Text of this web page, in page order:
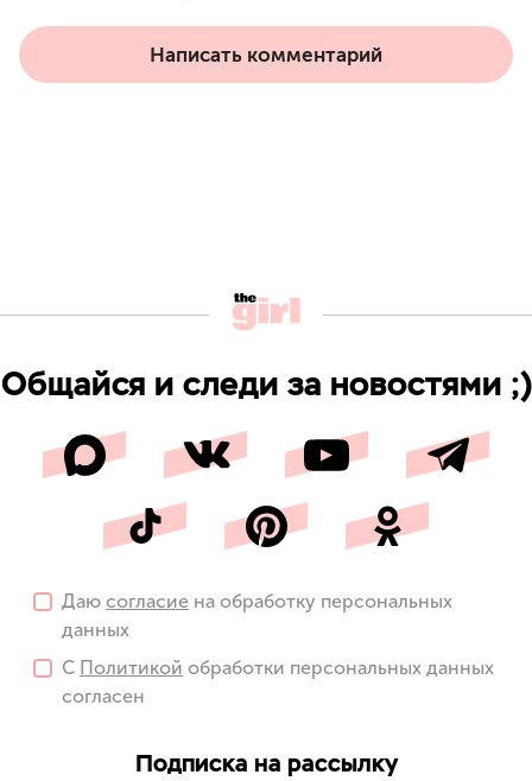
Написать комментарий
Общайся и следи за новостями ;)
Даю согласие на обработку персональных
данных
С Политикой обработки персональных данных
согласен
Подписка на рассылку